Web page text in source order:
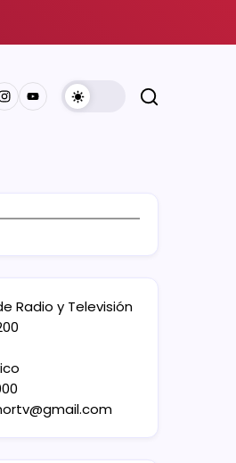
Radio y Televisión